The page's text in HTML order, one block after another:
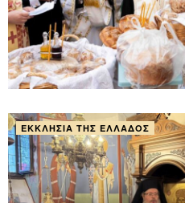
ΕΚΚΛΗΣΊΑ ΤΗΣ ΕΛΛΆΔΟΣ